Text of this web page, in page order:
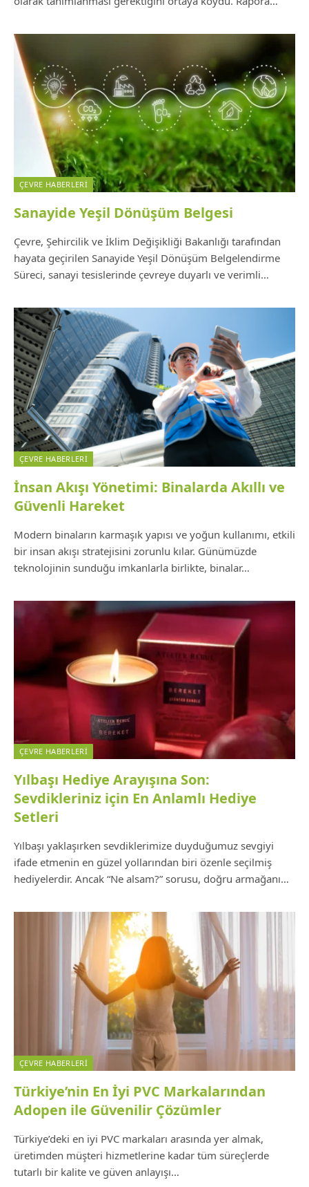
ÇEVRE HABERLERI
Sanayide Yeşil Dönüşüm Belgesi
Çevre, Şehircilik ve İklim Değişikliği Bakanlığı tarafından
hayata geçirilen Sanayide Yeşil Dönüşüm Belgelendirme
Süreci, sanayi tesislerinde çevreye duyarlı ve verimli…
ÇEVRE HABERLERI
İnsan Akışı Yönetimi: Binalarda Akıllı ve
Güvenli Hareket
Modern binaların karmaşık yapısı ve yoğun kullanımı, etkili
bir insan akışı stratejisini zorunlu kılar. Günümüzde
teknolojinin sunduğu imkanlarla birlikte, binalar…
ÇEVRE HABERLERI
Yılbaşı Hediye Arayışına Son:
Sevdikleriniz için En Anlamlı Hediye
Setleri
Yılbaşı yaklaşırken sevdiklerimize duyduğumuz sevgiyi
ifade etmenin en güzel yollarından biri özenle seçilmiş
hediyelerdir. Ancak “Ne alsam?” sorusu, doğru armağanı…
ÇEVRE HABERLERI
Türkiye’nin En İyi PVC Markalarından
Adopen ile Güvenilir Çözümler
Türkiye’deki en iyi PVC markaları arasında yer almak,
üretimden müşteri hizmetlerine kadar tüm süreçlerde
tutarlı bir kalite ve güven anlayışı…